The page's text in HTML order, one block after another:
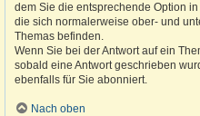
dem Sie die entsprechende Option
die sich normalerweise ober- und
Themas befinden.
Wenn Sie bei der Antwort auf ein
sobald eine Antwort geschrieben
ebenfalls für Sie abonniert.
Nach oben